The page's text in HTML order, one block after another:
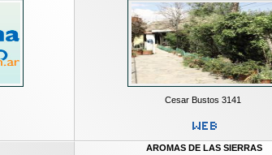
Cesar Bustos 3141
AROMAS DE LAS SIERRAS